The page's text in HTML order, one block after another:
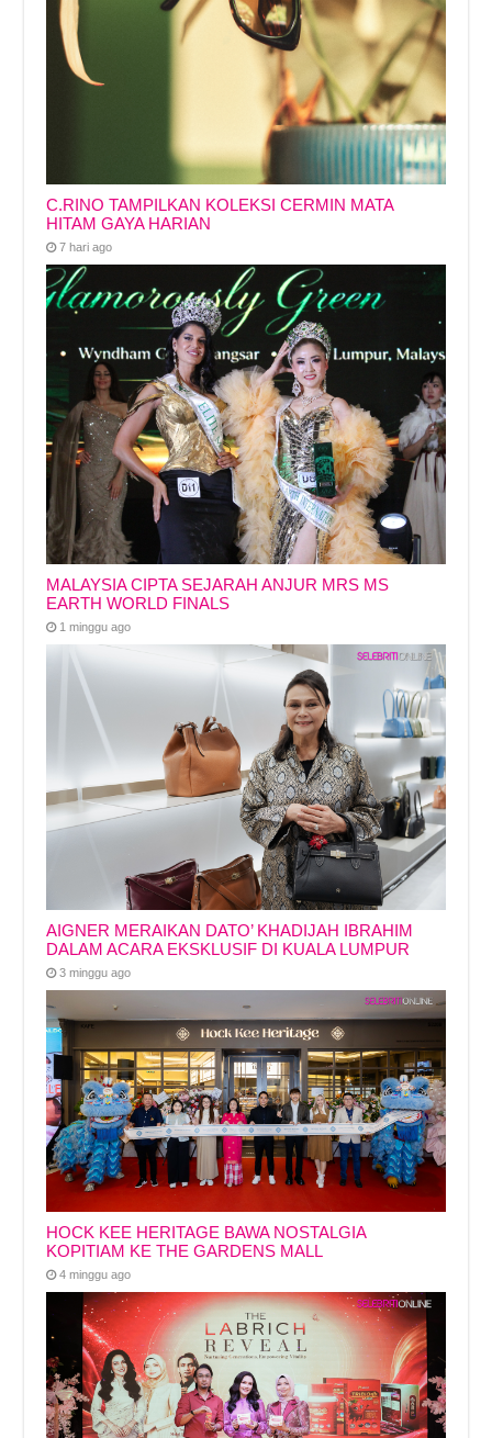
C.RINO TAMPILKAN KOLEKSI CERMIN MATA
HITAM GAYA HARIAN
7 hari ago
MALAYSIA CIPTA SEJARAH ANJUR MRS MS
EARTH WORLD FINALS
1 minggu ago
AIGNER MERAIKAN DATO’ KHADIJAH IBRAHIM
DALAM ACARA EKSKLUSIF DI KUALA LUMPUR
3 minggu ago
HOCK KEE HERITAGE BAWA NOSTALGIA
KOPITIAM KE THE GARDENS MALL
4 minggu ago